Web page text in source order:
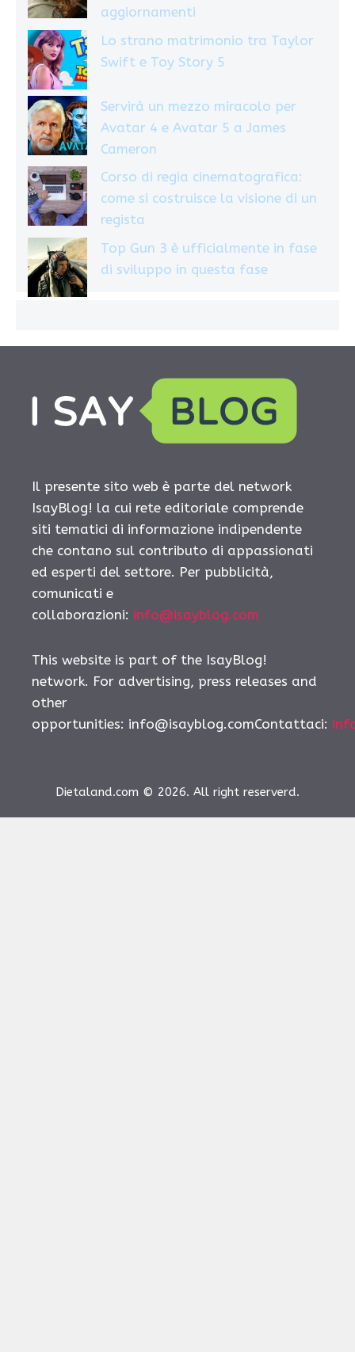
aggiornamenti
Lo strano matrimonio tra Taylor
Swift e Toy Story 5
Servirà un mezzo miracolo per
Avatar 4 e Avatar 5 a James
Cameron
Corso di regia cinematografica:
come si costruisce la visione di un
regista
Top Gun 3 è ufficialmente in fase
di sviluppo in questa fase
Il presente sito web è parte del network
IsayBlog! la cui rete editoriale comprende
siti tematici di informazione indipendente
che contano sul contributo di appassionati
ed esperti del settore. Per pubblicità,
comunicati e
collaborazioni: info@isayblog.com
This website is part of the IsayBlog!
network. For advertising, press releases and
other
opportunities: info@isayblog.comContattaci:
Dietaland.com © 2026. All right reserverd.